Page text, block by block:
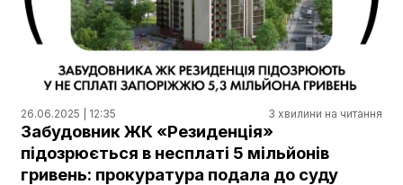
Місто
Редакційна політика
Правила використання матеріалів
Документи
26.06.2025 | 12:35 3 хвилини на читання
Забудовник ЖК «Резиденція»
підозрюється в несплаті 5 мільйонів
гривень: прокуратура подала до суду